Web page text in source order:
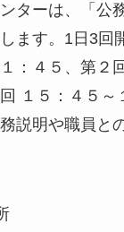
ターは、「公
ます。1日3回
：４５、第２
１５：４５～
説明や職員と